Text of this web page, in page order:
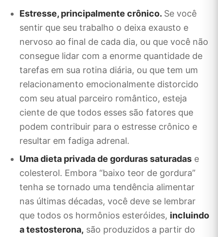
Estresse, principalmente crônico. Se você
sentir que seu trabalho o deixa exausto e
nervoso ao final de cada dia, ou que você não
consegue lidar com a enorme quantidade de
tarefas em sua rotina diária, ou que tem um
relacionamento emocionalmente distorcido
com seu atual parceiro romântico, esteja
ciente de que todos esses são fatores que
podem contribuir para o estresse crônico e
resultar em fadiga adrenal.
Uma dieta privada de gorduras saturadas e
colesterol. Embora “baixo teor de gordura”
tenha se tornado uma tendência alimentar
nas últimas décadas, você deve se lembrar
que todos os hormônios esteróides, incluindo
a testosterona, são produzidos a partir do